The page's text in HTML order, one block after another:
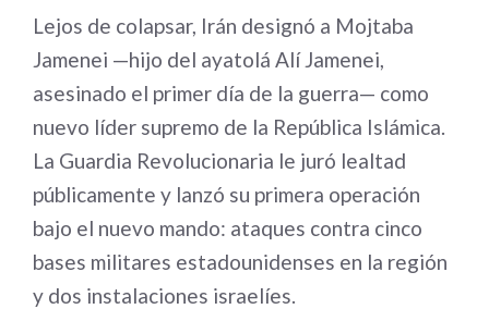
Lejos de colapsar, Irán designó a Mojtaba
Jamenei —hijo del ayatolá Alí Jamenei,
asesinado el primer día de la guerra— como
nuevo líder supremo de la República Islámica.
La Guardia Revolucionaria le juró lealtad
públicamente y lanzó su primera operación
bajo el nuevo mando: ataques contra cinco
bases militares estadounidenses en la región
y dos instalaciones israelíes.